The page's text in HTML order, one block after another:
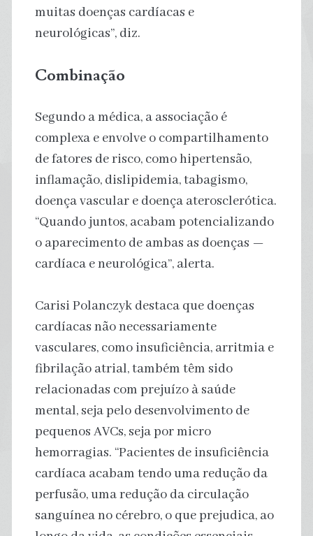
muitas doenças cardíacas e
neurológicas”, diz.
Combinação
Segundo a médica, a associação é
complexa e envolve o compartilhamento
de fatores de risco, como hipertensão,
inflamação, dislipidemia, tabagismo,
doença vascular e doença aterosclerótica.
“Quando juntos, acabam potencializando
o aparecimento de ambas as doenças —
cardíaca e neurológica”, alerta.
Carisi Polanczyk destaca que doenças
cardíacas não necessariamente
vasculares, como insuficiência, arritmia e
fibrilação atrial, também têm sido
relacionadas com prejuízo à saúde
mental, seja pelo desenvolvimento de
pequenos AVCs, seja por micro
hemorragias. “Pacientes de insuficiência
cardíaca acabam tendo uma redução da
perfusão, uma redução da circulação
sanguínea no cérebro, o que prejudica, ao